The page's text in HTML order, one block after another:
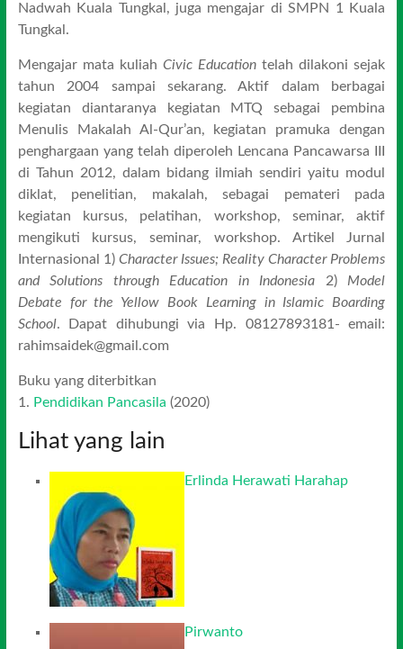
Nadwah Kuala Tungkal, juga mengajar di SMPN 1 Kuala
Tungkal.
Mengajar mata kuliah Civic Education telah dilakoni sejak
tahun 2004 sampai sekarang. Aktif dalam berbagai
kegiatan diantaranya kegiatan MTQ sebagai pembina
Menulis Makalah Al-Qur’an, kegiatan pramuka dengan
penghargaan yang telah diperoleh Lencana Pancawarsa III
di Tahun 2012, dalam bidang ilmiah sendiri yaitu modul
diklat, penelitian, makalah, sebagai pemateri pada
kegiatan kursus, pelatihan, workshop, seminar, aktif
mengikuti kursus, seminar, workshop. Artikel Jurnal
Internasional 1) Character Issues; Reality Character Problems
andSolutions through Education in Indonesia 2) Model
Debate for the Yellow Book Learning in Islamic Boarding
School. Dapat dihubungi via Hp. 08127893181- email:
rahimsaidek@gmail.com
Buku yang diterbitkan
1. Pendidikan Pancasila (2020)
Lihat yang lain
Erlinda Herawati Harahap
Pirwanto